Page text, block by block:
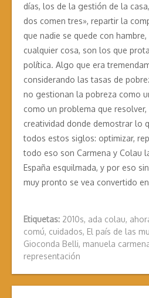
días, los de la gestión de la
dos comen tres», repartir la
que nadie se quede con
cualquier cosa, son los que
política. Algo que era
considerando las tasas de
no gestionan la pobreza como
como un problema que
creatividad donde demostrar lo
todos estos siglos: optimizar,
todo eso son Carmena y Colau
España esquilmada, y por eso
muy pronto se vea convertido
Etiquetas: 2010s, ada colau,
comú, cuidados, El país de las
Gioconda Belli, manuela
representación